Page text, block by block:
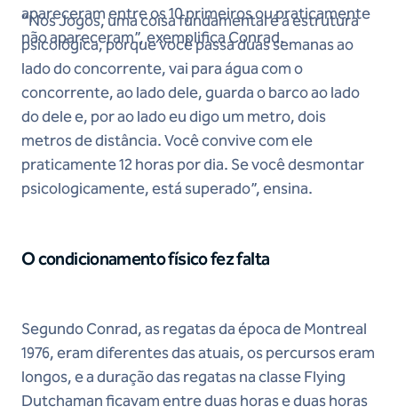
apareceram entre os 10 primeiros ou praticamente
não apareceram”, exemplifica Conrad.
“Nos Jogos, uma coisa fundamental é a estrutura
psicológica, porque você passa duas semanas ao
lado do concorrente, vai para água com o
concorrente, ao lado dele, guarda o barco ao lado
do dele e, por ao lado eu digo um metro, dois
metros de distância. Você convive com ele
praticamente 12 horas por dia. Se você desmontar
psicologicamente, está superado”, ensina.
O condicionamento físico fez falta
Segundo Conrad, as regatas da época de Montreal
1976, eram diferentes das atuais, os percursos eram
longos, e a duração das regatas na classe Flying
Dutchaman ficavam entre duas horas e duas horas